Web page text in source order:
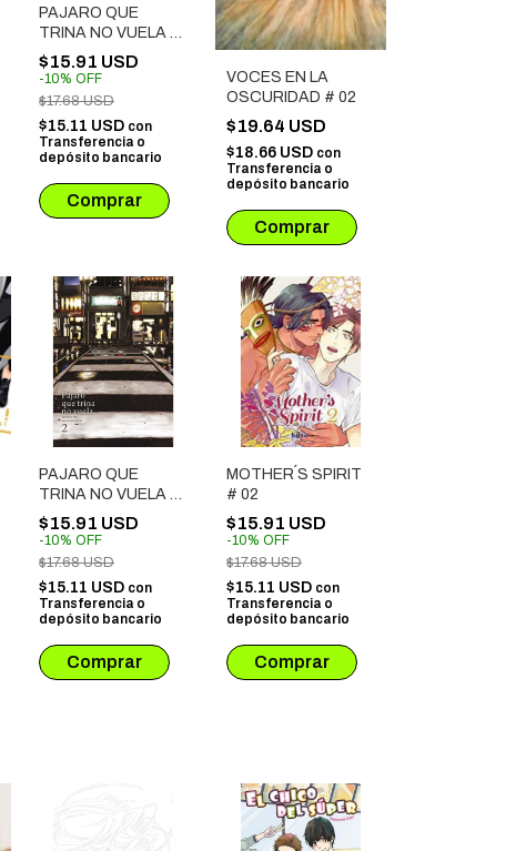
PAJARO QUE
TRINA NO VUELA #
03
$15.91 USD
-10% OFF
$17.68 USD
$15.11 USD con
Transferencia o
depósito bancario
VOCES EN LA
OSCURIDAD # 02
$19.64 USD
$18.66 USD con
Transferencia o
depósito bancario
PAJARO QUE
TRINA NO VUELA #
02
$15.91 USD
-10% OFF
$17.68 USD
$15.11 USD con
Transferencia o
depósito bancario
MOTHER´S SPIRIT
# 02
$15.91 USD
-10% OFF
$17.68 USD
$15.11 USD con
Transferencia o
depósito bancario